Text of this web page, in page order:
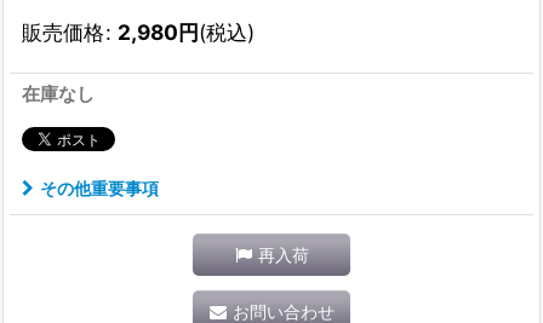
販売価格: 2,980円(税込)
在庫なし
その他重要事項
再入荷
お問い合わせ